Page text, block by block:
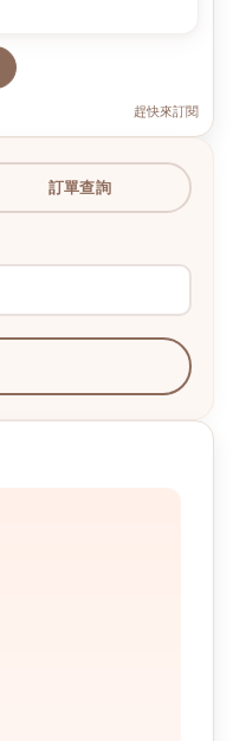
趕快來訂閱
訂單查詢